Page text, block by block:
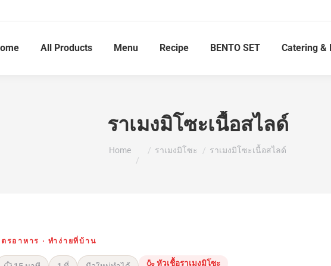
All Products Menu Recipe BENTO SET Catering &
ราเมงมิโซะเนื้อสไลด์
You are here:
Home ราเมงมิโซะ ราเมงมิโซะเนื้อสไลด์
รอาหาร · ทำง่ายที่บ้าน
🍶 หัวเชื้อราเมงมิโซะ